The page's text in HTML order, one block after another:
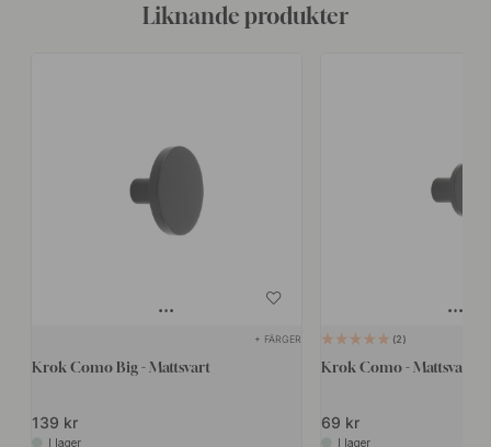
Liknande produkter
+ FÄRGER
Krok Como Big - Mattsvart
139 kr
I lager
2
Krok Como - Mattsvart
69 kr
I lager